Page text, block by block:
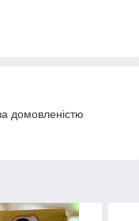
домовленістю